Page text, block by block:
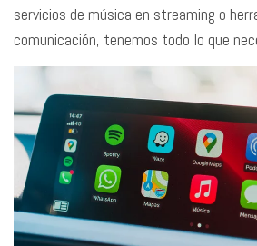
servicios de música en streaming o
comunicación, tenemos todo lo que